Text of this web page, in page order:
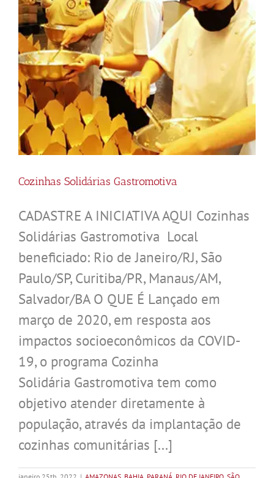
Cozinhas Solidárias Gastromotiva
CADASTRE A INICIATIVA AQUI Cozinhas
Solidárias Gastromotiva Local
beneficiado: Rio de Janeiro/RJ, São
Paulo/SP, Curitiba/PR, Manaus/AM,
Salvador/BA O QUE É Lançado em
março de 2020, em resposta aos
impactos socioeconômicos da COVID-
19, o programa Cozinha
Solidária Gastromotiva tem como
objetivo atender diretamente à
população, através da implantação de
cozinhas comunitárias [...]